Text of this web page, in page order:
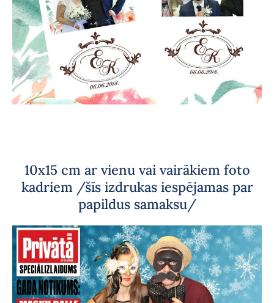
10x15 cm ar vienu vai vairākiem foto
kadriem /šīs izdrukas iespējamas par
papildus samaksu/